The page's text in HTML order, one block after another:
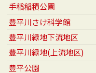
手稲稲積公園
豊平川さけ科学館
豊平川緑地下流地区
豊平川緑地(上流地区)
豊平公園